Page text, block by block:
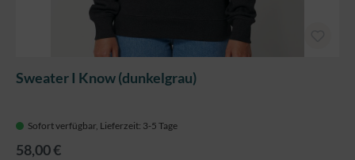
Sweater I Know (dunkelgrau)
Sofort verfügbar, Lieferzeit: 3-5 Tage
58,00 €